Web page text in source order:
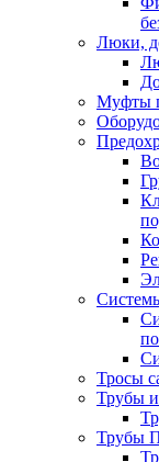
Люки,
Муфты
Тросы
Трубы
Трубы